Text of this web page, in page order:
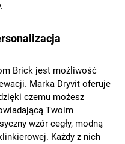
Brick jest możliwość
Marka Dryvit oferuje
czemu możesz
Twoim
wzór cegły, modną
Każdy z nich